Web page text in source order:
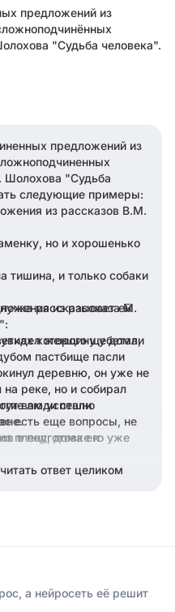
предложений из
"Судьба человека".
предложений из
Шолохова "Судьба
следующие примеры:
из рассказов В.М.
но и хорошенько
тишина, и только собаки
рассказывает ей
которого щебетали
пастбище пасли
реке, но и собирал
из рассказа М.
увидел женщину у дома,
деревню, он уже не
люди стали
плену, дома его уже
в избе и ждем, когда
вам успешно
есть еще вопросы, не
в подготовке к
ответ целиком
а нейросеть её решит